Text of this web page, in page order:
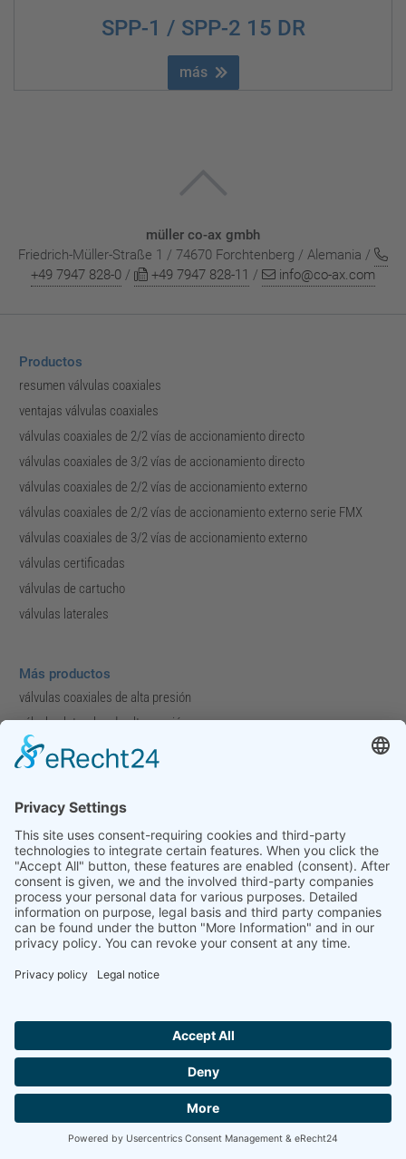
SPP-1 / SPP-2 15 DR
más
müller co-ax gmbh
Friedrich-Müller-Straße 1 / 74670 Forchtenberg / Alemania /
+49 7947 828-0 / +49 7947 828-11 / info@co-ax.com
Productos
resumen válvulas coaxiales
ventajas válvulas coaxiales
válvulas coaxiales de 2/2 vías de accionamiento directo
válvulas coaxiales de 3/2 vías de accionamiento directo
válvulas coaxiales de 2/2 vías de accionamiento externo
válvulas coaxiales de 2/2 vías de accionamiento externo serie FMX
válvulas coaxiales de 3/2 vías de accionamiento externo
válvulas certificadas
válvulas de cartucho
válvulas laterales
Más productos
válvulas coaxiales de alta presión
válvulas laterales de alta presión
módulos y colectores
válvulas reguladoras de presión
válvulas reguladoras de caudal
Compañía
Perfil de la compañía
Ferias